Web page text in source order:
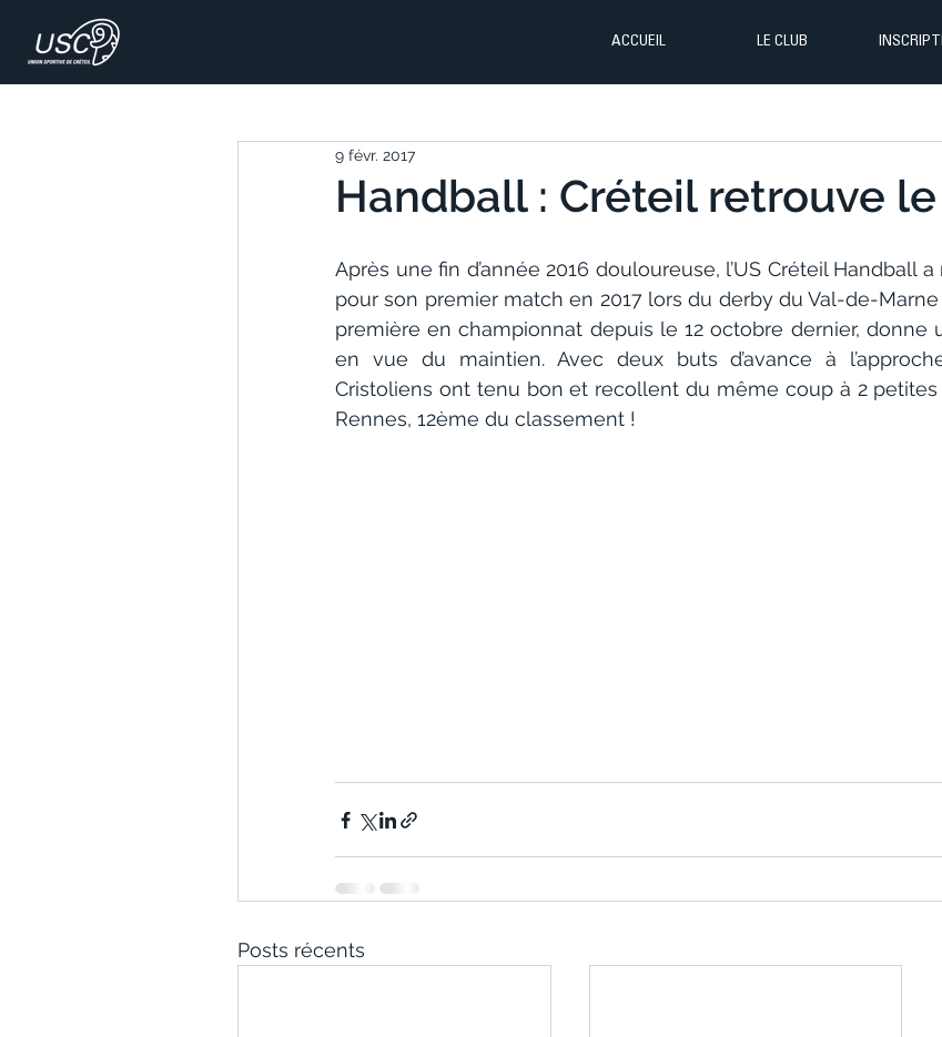
ACCUEIL LE CLUB
Handball : Créteil retrouve
9 févr. 2017
Après une fin d’année 2016 douloureuse, l’US Créteil Handball
pour son premier match en 2017 lors du derby du Val-de-
première en championnat depuis le 12 octobre dernier, donne
en vue du maintien. Avec deux buts d’avance à
Cristoliens ont tenu bon et recollent du même coup à 2
Rennes, 12ème du classement !
Posts récents